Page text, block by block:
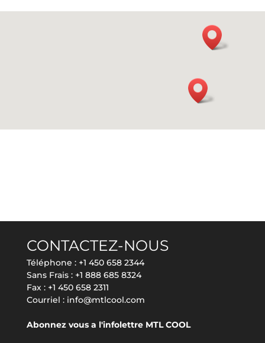
CONTACTEZ-NOUS
Téléphone : +1 450 658 2344
Sans Frais : +1 888 685 8324
Fax : +1 450 658 2311
Courriel : info@mtlcool.com
Abonnez vous a l'infolettre MTL COOL